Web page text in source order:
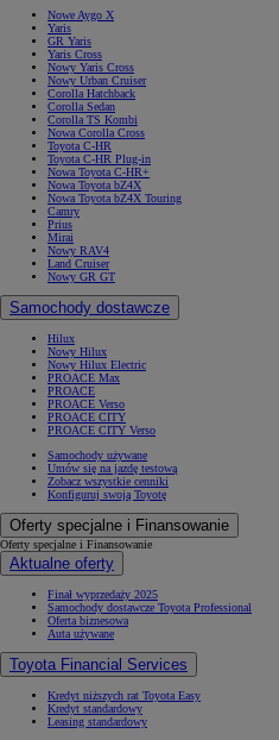
Nowe Aygo X
Yaris
GR Yaris
Yaris Cross
Nowy Yaris Cross
Nowy Urban Cruiser
Corolla Hatchback
Corolla Sedan
Corolla TS Kombi
Nowa Corolla Cross
Toyota C-HR
Toyota C-HR Plug-in
Nowa Toyota C-HR+
Nowa Toyota bZ4X
Nowa Toyota bZ4X Touring
Camry
Prius
Mirai
Nowy RAV4
Land Cruiser
Nowy GR GT
Samochody dostawcze
Hilux
Nowy Hilux
Nowy Hilux Electric
PROACE Max
PROACE
PROACE Verso
PROACE CITY
PROACE CITY Verso
Samochody używane
Umów się na jazdę testową
Zobacz wszystkie cenniki
Konfiguruj swoją Toyotę
Oferty specjalne i Finansowanie
Oferty specjalne i Finansowanie
Aktualne oferty
Finał wyprzedaży 2025
Samochody dostawcze Toyota Professional
Oferta biznesowa
Auta używane
Toyota Financial Services
Kredyt niższych rat Toyota Easy
Kredyt standardowy
Leasing standardowy